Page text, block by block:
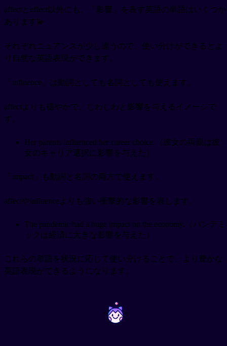
affectとeffect以外にも、「影響」を表す英語の単語はいくつか
あります💫
それぞれニュアンスが少し違うので、使い分けができるとよ
り自然な英語表現ができます。
「influence」は動詞としても名詞としても使えます。
affectよりも穏やかで、じわじわと影響を与えるイメージで
す。
Her parents influenced her career choice.（彼女の両親は彼
女のキャリア選択に影響を与えた）
「impact」も動詞と名詞の両方で使えます。
affectやinfluenceよりも強い衝撃的な影響を表します。
The pandemic had a huge impact on the economy.（パンデミ
ックは経済に大きな影響を与えた）
これらの単語を状況に応じて使い分けることで、より豊かな
英語表現ができるようになります。
~ ~